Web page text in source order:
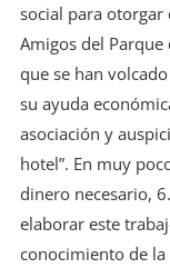
social para otorgar
Amigos del Parque
que se han
su ayuda
asociación y
hotel”. En muy
dinero necesario,
elaborar este
conocimiento de la